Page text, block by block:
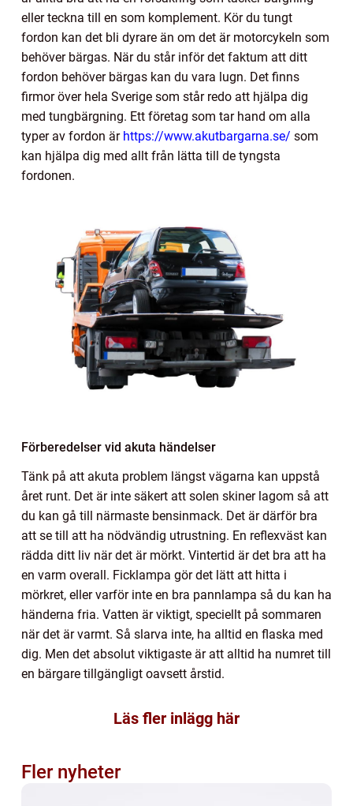
eller teckna till en som komplement. Kör du tungt
fordon kan det bli dyrare än om det är motorcykeln som
behöver bärgas. När du står inför det faktum att ditt
fordon behöver bärgas kan du vara lugn. Det finns
firmor över hela Sverige som står redo att hjälpa dig
med tungbärgning. Ett företag som tar hand om alla
typer av fordon är https://www.akutbargarna.se/ som
kan hjälpa dig med allt från lätta till de tyngsta
fordonen.
Förberedelser vid akuta händelser
Tänk på att akuta problem längst vägarna kan uppstå
året runt. Det är inte säkert att solen skiner lagom så att
du kan gå till närmaste bensinmack. Det är därför bra
att se till att ha nödvändig utrustning. En reflexväst kan
rädda ditt liv när det är mörkt. Vintertid är det bra att ha
en varm overall. Ficklampa gör det lätt att hitta i
mörkret, eller varför inte en bra pannlampa så du kan ha
händerna fria. Vatten är viktigt, speciellt på sommaren
när det är varmt. Så slarva inte, ha alltid en flaska med
dig. Men det absolut viktigaste är att alltid ha numret till
en bärgare tillgängligt oavsett årstid.
Läs fler inlägg här
Fler nyheter